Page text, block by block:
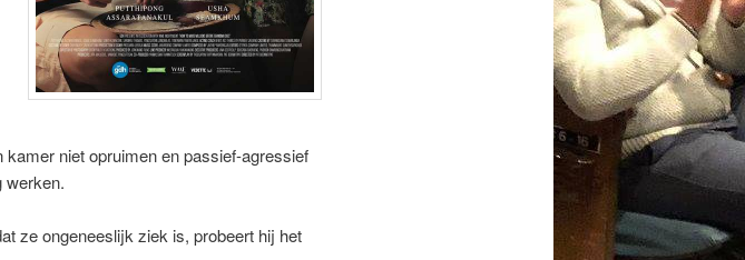
niet opruimen en passief-agressief
werken.
ze ongeneeslijk ziek is, probeert hij het